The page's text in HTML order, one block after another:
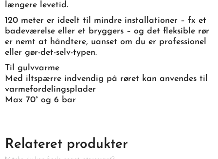
længere levetid.
120 meter er ideelt til mindre installationer – fx et
badeværelse eller et bryggers – og det fleksible rør
er nemt at håndtere, uanset om du er professionel
eller gør-det-selv-typen.
Til gulvvarme
Med iltspærre indvendig på røret kan anvendes til
varmefordelingsplader
Max 70° og 6 bar
Relateret produkter